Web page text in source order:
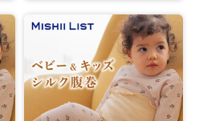
伸縮性に優れ、妊婦さんにも
ご愛用いただいている腹巻で
冷え対策をしながら、顔・デ
コルテの保湿＆保温もできる
シルクマスクで、全身を心地
よくケアしませんか？